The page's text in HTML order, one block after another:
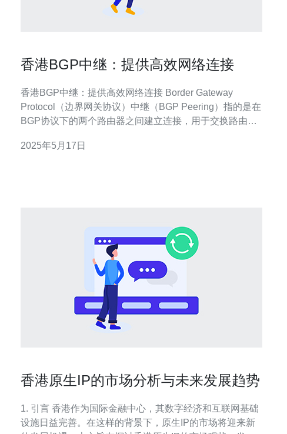
香港BGP中继：提供高效网络连接
香港BGP中继：提供高效网络连接 Border Gateway
Protocol（边界网关协议）中继（BGP Peering）指的是在
BGP协议下的两个路由器之间建立连接，用于交换路由信
2025年5月17日
香港原生IP的市场分析与未来发展趋势
1. 引言 香港作为国际金融中心，其数字经济和互联网基础
设施日益完善。在这样的背景下，原生IP的市场将迎来新